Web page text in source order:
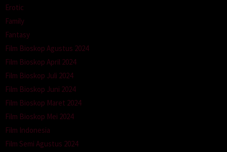
Erotic
Family
Fantasy
Film Bioskop Agustus 2024
Film Bioskop April 2024
Film Bioskop Juli 2024
Film Bioskop Juni 2024
Film Bioskop Maret 2024
Film Bioskop Mei 2024
Film Indonesia
Film Semi Agustus 2024